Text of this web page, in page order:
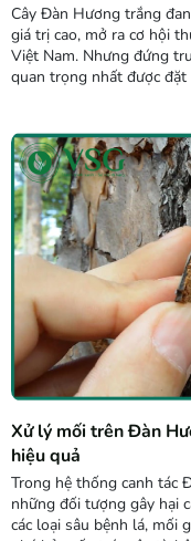
Cây Đàn Hương trắng
giá trị cao, mở ra cơ hội
Việt Nam. Nhưng đứng
quan trọng nhất được
Xử lý mối trên Đàn
hiệu quả
Trong hệ thống canh tác
những đối tượng gây hại
các loại sâu bệnh lá, mối